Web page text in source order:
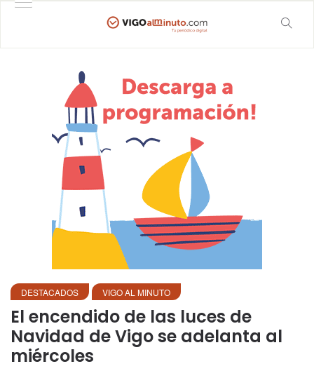
DESTACADOS VIGO AL MINUTO
El encendido de las luces de
Navidad de Vigo se adelanta al
miércoles